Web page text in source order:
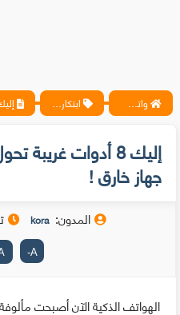
واتس آب ، فيسبوك ، أنترنت ، شروحات تقنية حصرية - المحترف ابتكارات إليك 8 أدوات غريبة تحول هاتفك
إليك 8 أدوات
جهاز خارق !
المدون: kora
A
-
الهواتف الذكية الآن أصبحت